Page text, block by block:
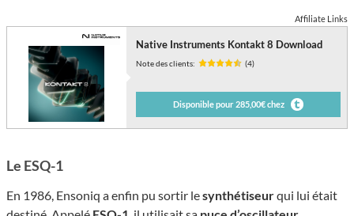
Affiliate Links
Native Instruments Kontakt 8 Download
Note des clients: (4)
Disponible pour 285,00€ chez
Le ESQ-1
En 1986, Ensoniq a enfin pu sortir lesynthétiseurqui lui était